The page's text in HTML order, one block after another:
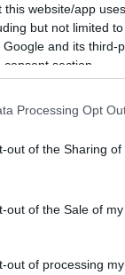
this website/app
but not limited
and its
section.
Processing Opt
out of the Sharing of
out of the Sale of my
out of processing